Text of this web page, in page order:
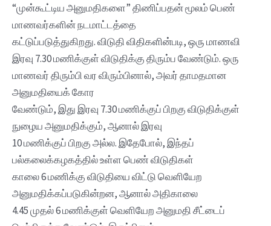
“முன்கூட்டிய அனுமதிகளை” திணிப்பதன் மூலம் பெண்
மாணவர்களின் நடமாட்டத்தை
கட்டுப்படுத்துகிறது. விடுதி விதிகளின்படி, ஒரு மாணவி
இரவு 7.30 மணிக்குள் விடுதிக்கு திரும்ப வேண்டும். ஒரு
மாணவர் திரும்பி வர விரும்பினால், அவர் தாமதமான
அனுமதியைக் கோர
வேண்டும், இது இரவு 7.30 மணிக்குப் பிறகு விடுதிக்குள்
நுழைய அனுமதிக்கும், ஆனால் இரவு
10 மணிக்குப் பிறகு அல்ல. இதேபோல், இந்தப்
பல்கலைக்கழகத்தில் உள்ள பெண் விடுதிகள்
காலை 6 மணிக்கு விடுதியை விட்டு வெளியேற
அனுமதிக்கப்படுகின்றன, ஆனால் அதிகாலை
4.45 முதல் 6 மணிக்குள் வெளியேற அனுமதி சீட்டைப்